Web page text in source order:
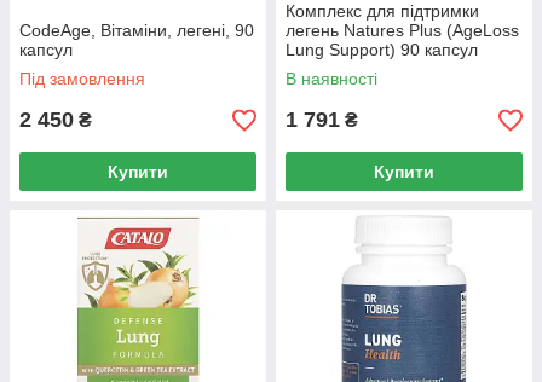
CodeAge, Вітаміни, легені, 90
капсул
Під замовлення
2 450 ₴
Купити
Комплекс для підтримки
легень Natures Plus (AgeLoss
Lung Support) 90 капсул
В наявності
1 791 ₴
Купити